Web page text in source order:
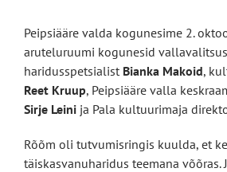
Peipsiääre valda kogunesime 2.
aruteluruumi kogunesid
haridusspetsialist Bianka Makoid,
Reet Kruup, Peipsiääre valla
Sirje Leini ja Pala kultuurimaja
Rõõm oli tutvumisringis kuulda, et
täiskasvanuharidus teemana võõras.